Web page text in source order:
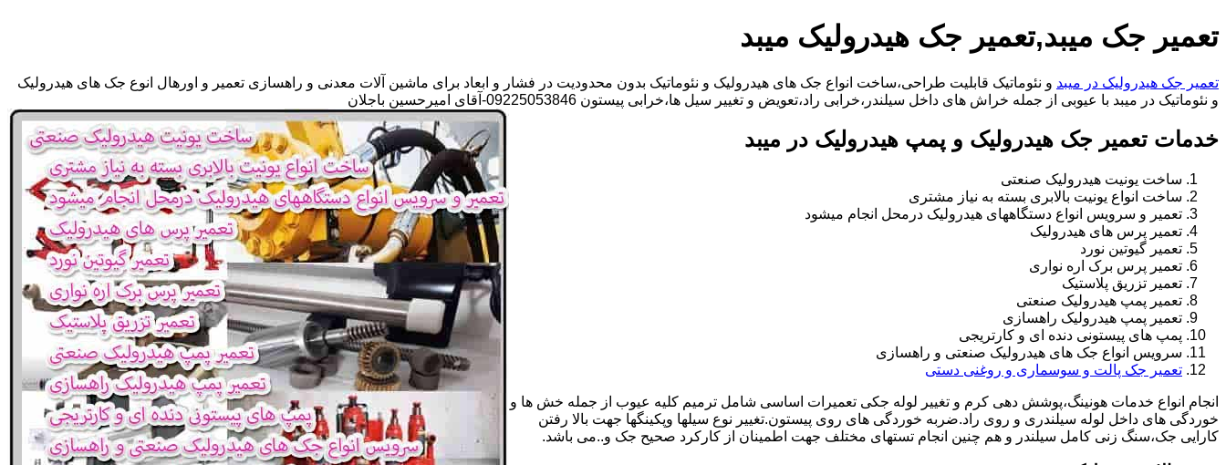
تعمیر جک میبد,تعمیر جک هیدرولیک میبد
تعمیر جک هیدرولیک در میبد و نئوماتیک قابلیت طراحی،ساخت انواع جک های هیدرولیک و نئوماتیک بدون محدودیت در فشار و ابعاد برای ماشین آلات معدنی و راهسازی تعمیر و اورهال انوع جک های هیدرولیک
و نئوماتیک در میبد با عیوبی از جمله خراش های داخل سیلندر،خرابی راد،تعویض و تغییر سیل ها،خرابی پیستون 09225053846-آقای امیرحسین باجلان
خدمات تعمیر جک هیدرولیک و پمپ هیدرولیک در میبد
ساخت یونیت هیدرولیک صنعتی
ساخت انواع یونیت بالابری بسته به نیاز مشتری
تعمیر و سرویس انواع دستگاههای هیدرولیک درمحل انجام میشود
تعمیر پرس های هیدرولیک
تعمیر گیوتین نورد
تعمیر پرس برک اره نواری
تعمیر تزریق پلاستیک
تعمیر پمپ هیدرولیک صنعتی
تعمیر پمپ هیدرولیک راهسازی
پمپ های پیستونی دنده ای و کارتریجی
سرویس انواع جک های هیدرولیک صنعتی و راهسازی
تعمیر جک پالت و سوسماری و روغنی دستی
انجام انواع خدمات هونینگ،پوشش دهی کرم و تغییر لوله جکی تعمیرات اساسی شامل ترمیم کلیه عیوب از جمله خش ها و
خوردگی های داخل لوله سیلندری و روی راد.ضربه خوردگی های روی پیستون.تغییر نوع سیلها وپکینگها جهت بالا رفتن
کارایی جک،سنگ زنی کامل سیلندر و هم چنین انجام تستهای مختلف جهت اطمینان از کارکرد صحیح جک و..می باشد.